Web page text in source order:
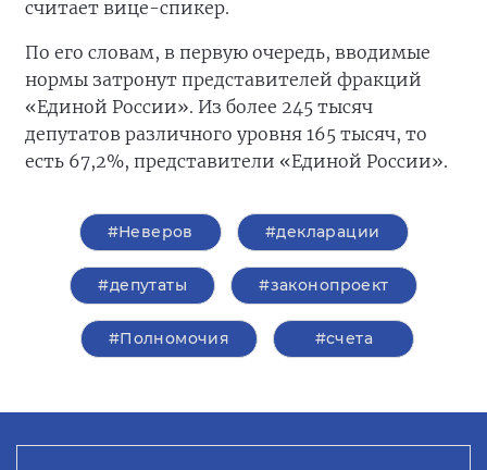
считает вице-спикер.
По его словам, в первую очередь, вводимые
нормы затронут представителей фракций
«Единой России». Из более 245 тысяч
депутатов различного уровня 165 тысяч, то
есть 67,2%, представители «Единой России».
#Неверов #декларации
#депутаты #законопроект
#Полномочия #счета